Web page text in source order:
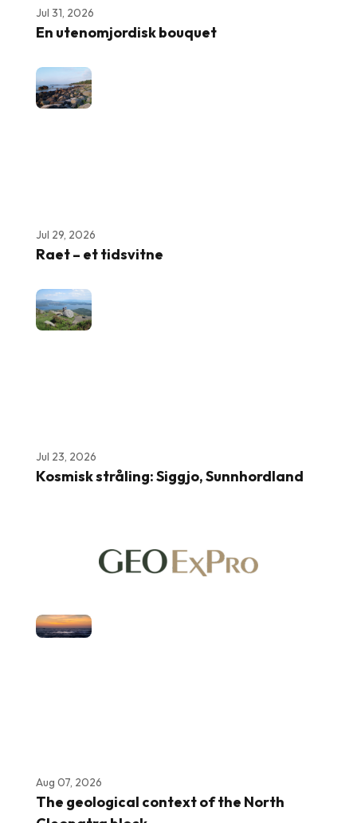
Jul 31, 2026
En utenomjordisk bouquet
Jul 29, 2026
Raet – et tidsvitne
Jul 23, 2026
Kosmisk stråling: Siggjo, Sunnhordland
Aug 07, 2026
The geological context of the North